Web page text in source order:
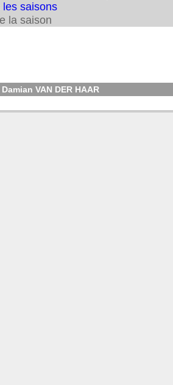
les saisons
la saison
VAN DER HAAR